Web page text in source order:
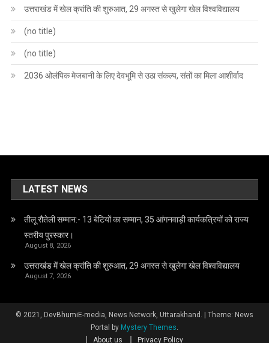
उत्तराखंड में खेल क्रांति की शुरुआत, 29 अगस्त से खुलेगा खेल विश्वविद्यालय
(no title)
(no title)
2036 ओलंपिक मेजबानी के लिए देवभूमि से उठा संकल्प, संतों का मिला आशीर्वाद
LATEST NEWS
तीलू रौतेली सम्मान:- 13 बेटियों का सम्मान, 35 आंगनवाड़ी कार्यकत्रियों को राज्य
स्तरीय पुरस्कार।
August 8, 2026
उत्तराखंड में खेल क्रांति की शुरुआत, 29 अगस्त से खुलेगा खेल विश्वविद्यालय
August 7, 2026
© 2021, DevBhumiE-media, News Network, Uttarakhand. | Theme: News
Portal by Mystery Themes
About us
Privacy Policy